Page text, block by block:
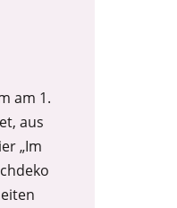
am 1.
aus
„Im